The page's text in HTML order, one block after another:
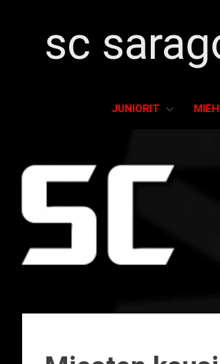
content
sc
JUNIORIT